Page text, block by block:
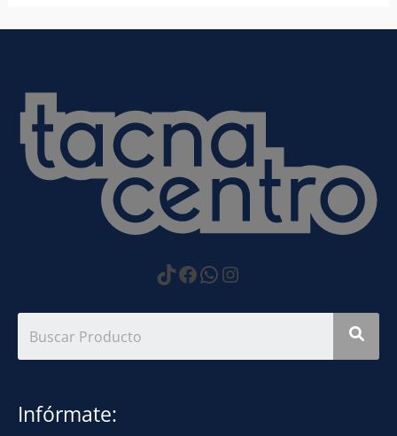
https://
Facebook
WhatsApp
Instagram
Infórmate: